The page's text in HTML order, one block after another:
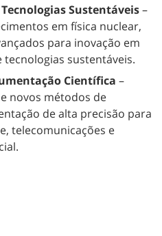
Sustentáveis–
em física nuclear,
para inovação em
tecnologias sustentáveis.
Científica –
novos métodos de
de alta precisão para
telecomunicações e